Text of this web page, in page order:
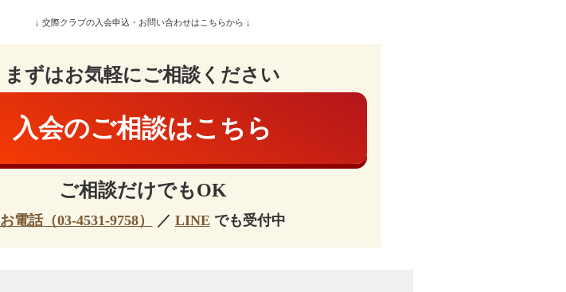
↓ 交際クラブの入会申込・お問い合わせはこちらから ↓
まずはお気軽にご相談ください
入会のご相談はこちら
ご相談だけでもOK
お電話（03-4531-9758） ／ LINE でも受付中